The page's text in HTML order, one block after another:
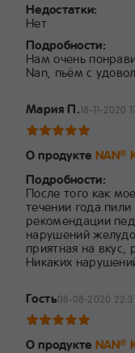
Недостатки:
Нет
Подробности:
Нам очень
Nan, пьём с
Мария П.18-11-2020
О продукте NAN®
Подробности:
После того как
течении года
рекомендации
нарушений
приятная на вкус,
Никаких
Гость08-08-2020
О продукте NAN®